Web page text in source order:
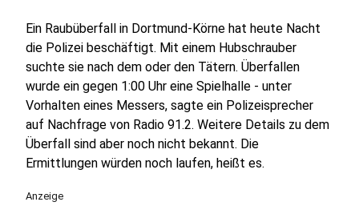
Ein Raubüberfall in Dortmund-Körne hat heute Nacht
die Polizei beschäftigt. Mit einem Hubschrauber
suchte sie nach dem oder den Tätern. Überfallen
wurde ein gegen 1:00 Uhr eine Spielhalle - unter
Vorhalten eines Messers, sagte ein Polizeisprecher
auf Nachfrage von Radio 91.2. Weitere Details zu dem
Überfall sind aber noch nicht bekannt. Die
Ermittlungen würden noch laufen, heißt es.
Anzeige